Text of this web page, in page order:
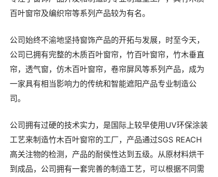
百叶窗帘及编织帘等系列产品较为有名。
公司始终不渝地坚持窗饰产品的开拓与发展，时至今天，
公司已拥有完整的木质百叶窗帘，竹百叶窗帘，竹木垂直
帘，透气窗，仿木百叶窗帘，卷帘屏风等系列产品，成为
一家具有相当影响力的传统和智能遮阳产品专业制造公
司。
公司拥有过硬的技术实力，是国际上较早使用UV环保涂装
工艺来制造竹木百叶窗帘的工厂，产品通过SGS REACH
高关注物的检测，产品的耐侯性达到五级。从原材料烘干
到成品，公司拥有一套完善的制造工艺，可以根据不同需